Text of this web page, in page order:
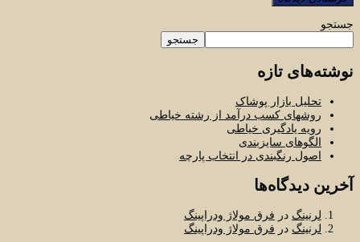
جستجو
جستجو
نوشته‌های تازه
تحلیل بازار پوشاک
روشهای کسب درآمد از رشته خیاطی
رویه یادگیری خیاطی
الگوهای سایزبندی
اصول رنگبندی در انتخاب پارچه
آخرین دیدگاه‌ها
لرنینگ در فرق مولاژ ودراپینگ
لرنینگ در فرق مولاژ ودراپینگ